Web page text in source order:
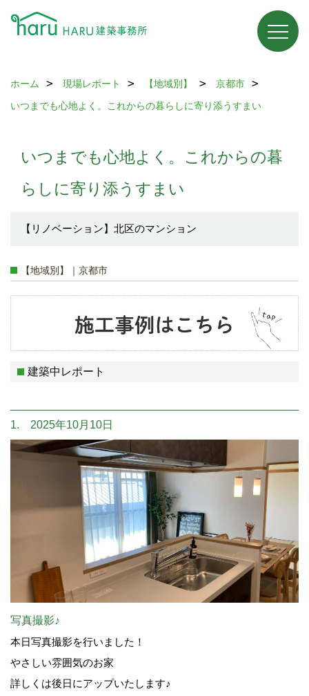
ホーム 現場レポート 【地域別】
京都市
いつまでも心地よく。これからの暮らしに寄り添うすまい
いつまでも心地よく。これからの暮
らしに寄り添うすまい
【リノベーション】北区のマンション
【地域別】｜京都市
建築中レポート
1. 2025年10月10日
写真撮影♪
本日写真撮影を行いました！
やさしい雰囲気のお家
詳しくは後日にアップいたします♪